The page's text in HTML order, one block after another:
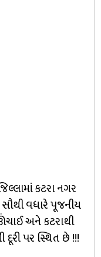
કટરા નગર
વધારે પૂજનીય
અને કટરાથી
પર સ્થિત છે !!!